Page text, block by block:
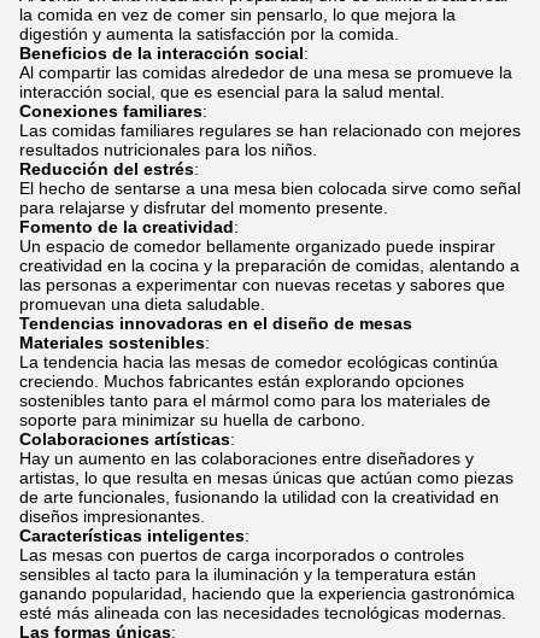
la comida en vez de comer sin pensarlo, lo que mejora la
digestión y aumenta la satisfacción por la comida.
Beneficios de la interacción social:
Al compartir las comidas alrededor de una mesa se promueve la
interacción social, que es esencial para la salud mental.
Conexiones familiares:
Las comidas familiares regulares se han relacionado con mejores
resultados nutricionales para los niños.
Reducción del estrés:
El hecho de sentarse a una mesa bien colocada sirve como señal
para relajarse y disfrutar del momento presente.
Fomento de la creatividad:
Un espacio de comedor bellamente organizado puede inspirar
creatividad en la cocina y la preparación de comidas, alentando a
las personas a experimentar con nuevas recetas y sabores que
promuevan una dieta saludable.
Tendencias innovadoras en el diseño de mesas
Materiales sostenibles:
La tendencia hacia las mesas de comedor ecológicas continúa
creciendo. Muchos fabricantes están explorando opciones
sostenibles tanto para el mármol como para los materiales de
soporte para minimizar su huella de carbono.
Colaboraciones artísticas:
Hay un aumento en las colaboraciones entre diseñadores y
artistas, lo que resulta en mesas únicas que actúan como piezas
de arte funcionales, fusionando la utilidad con la creatividad en
diseños impresionantes.
Características inteligentes:
Las mesas con puertos de carga incorporados o controles
sensibles al tacto para la iluminación y la temperatura están
ganando popularidad, haciendo que la experiencia gastronómica
esté más alineada con las necesidades tecnológicas modernas.
Las formas únicas: